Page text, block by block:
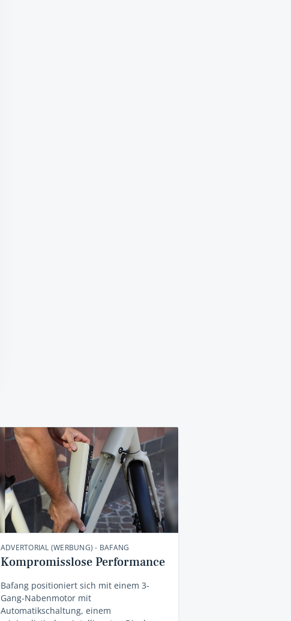
ADVERTORIAL (WERBUNG) - BAFANG
Kompromisslose Performance
Bafang positioniert sich mit einem 3-
Gang-Nabenmotor mit
Automatikschaltung, einem